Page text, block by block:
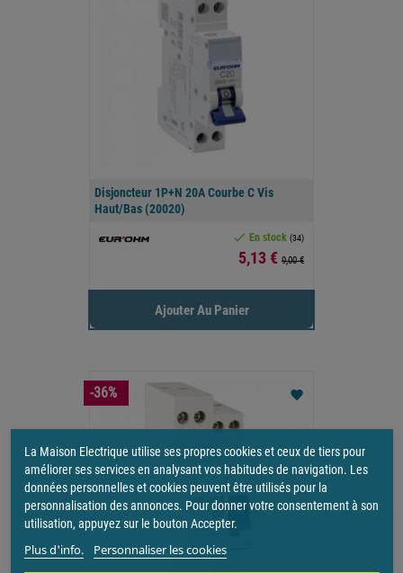
Disjoncteur 1P+N 20A Courbe C Vis
Haut/bas (20020)
 En stock (34)
Prix
5,13 € 9,00 €
Ajouter Au Panier
favorite
-36%
La Maison Electrique utilise ses propres cookies et ceux de tiers pour
améliorer ses services en analysant vos habitudes de navigation. Les
données personnelles et cookies peuvent être utilisés pour la
personnalisation des annonces. Pour donner votre consentement à son
utilisation, appuyez sur le bouton Accepter.
Plus d'info. Personnaliser les cookies